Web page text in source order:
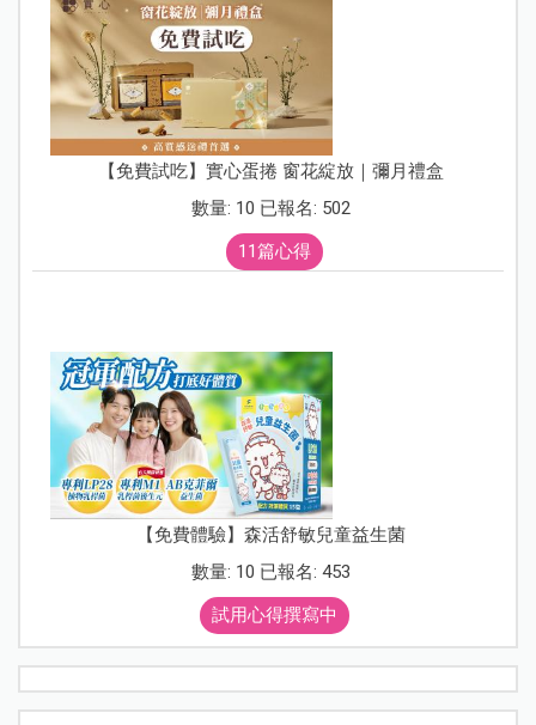
【免費試吃】實心蛋捲 窗花綻放｜彌月禮盒
數量: 10 已報名: 502
11篇心得
【免費體驗】森活舒敏兒童益生菌
數量: 10 已報名: 453
試用心得撰寫中